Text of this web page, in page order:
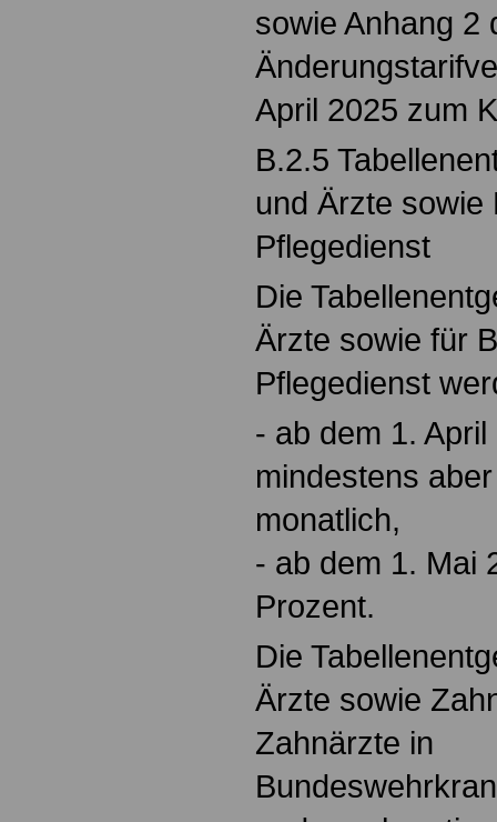
sowie Anhang 2
April 2025 zum
B.2.5
und Ärzte sowie
Pflegedienst
Die
Ärzte sowie für
Pflegedienst
- ab dem 1.
mindestens
monatlich,
- ab dem 1. Mai
Prozent.
Die
Ärzte sowie
Zahnärzte in